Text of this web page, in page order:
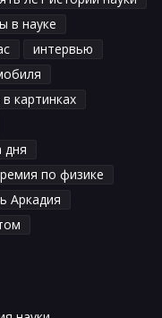
в науке
интервью
картинках
дня
по физике
Аркадия